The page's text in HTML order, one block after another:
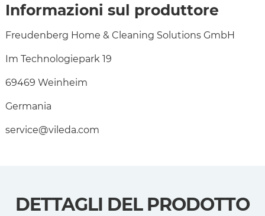
Informazioni sul produttore
Freudenberg Home & Cleaning Solutions GmbH
Im Technologiepark 19
69469 Weinheim
Germania
service@vileda.com
DETTAGLI DEL PRODOTTO